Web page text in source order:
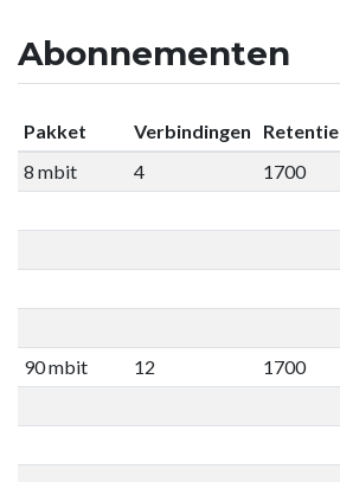
Abonnementen
Pakket Verbindingen Retentie
8 mbit
4 1700
90 mbit 12 1700